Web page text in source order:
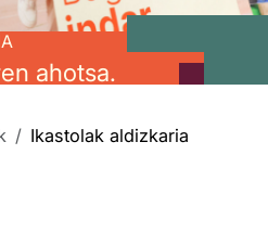
ahotsa.
Ikastolak aldizkaria